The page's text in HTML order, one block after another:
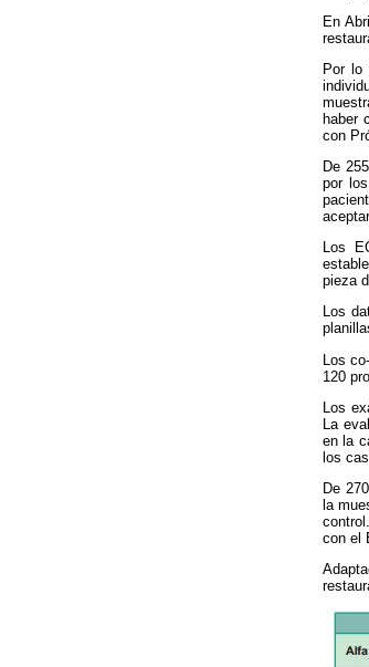
En
Por lo
haber
con
De
por
Los
pieza
Los
Los
120
Los
La
en la
los
De
la
con el